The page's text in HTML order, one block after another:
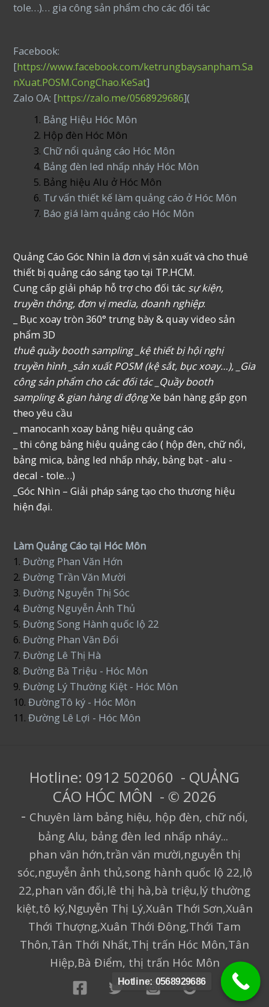
tole…)… gia công sản phẩm cho các đối tác
Facebook:
[https://www.facebook.com/ketrungbaysanpham.Sa
nXuat.POSM.CongChao.KeSat]
Zalo OA: [https://zalo.me/0568929686](
Bảng Hiệu Hóc Môn
Hộp đèn Hóc Môn
Chữ nổi quảng cáo Hóc Môn
Bảng đèn led nhấp nháy Hóc Môn
Bảng hiệu Alu ở Hóc Môn
Tư vấn thiết kế làm quảng cáo ở Hóc Môn
Báo giá làm quảng cáo Hóc Môn
Quảng Cáo Góc Nhìn là đơn vị sản xuất và cho thuê
thiết bị quảng cáo sáng tạo tại TP.HCM.
Cung cấp giải pháp hỗ trợ cho đối tác sự kiện,
truyền thông, đơn vị media, doanh nghiệp:
_ Bục xoay tròn 360° trưng bày & quay video sản
phẩm 3D
thuê quầy booth sampling _kệ thiết bị hội nghị
truyền hình _sản xuất POSM (kệ sắt, bục xoay…), _Gia
công sản phẩm cho các đối tác _Quầy booth
sampling & gian hàng di độngXe bán hàng gấp gọn
theo yêu cầu
_ manocanh xoay bảng hiệu quảng cáo
_ thi công bảng hiệu quảng cáo ( hộp đèn, chữ nổi,
bảng mica, bảng led nhấp nháy, bảng bạt - alu -
decal - tole…)
_Góc Nhìn – Giải pháp sáng tạo cho thương hiệu
hiện đại.
Làm Quảng Cáo tại Hóc Môn
1.Đường Phan Văn Hớn
2.Đường Trần Văn Mười
3.Đường Nguyễn Thị Sóc
4. Đường Nguyễn Ảnh Thủ
5.Đường Song Hành quốc lộ 22
6.Đường Phan Văn Đối
7. Đường Lê Thị Hà
8.Đường Bà Triệu - Hóc Môn
9.Đường Lý Thường Kiệt - Hóc Môn
10.ĐườngTô ký - Hóc Môn
11.Đường Lê Lợi - Hóc Môn
Hotline: 0912 502060 - QUẢNG
CÁO HÓC MÔN - © 2026
- Chuyên làm bảng hiệu, hộp đèn, chữ nổi,
bảng Alu, bảng đèn led nhấp nháy...
phan văn hớn,trần văn mười,nguyễn thị
sóc,nguyễn ảnh thủ,song hành quốc lộ 22,lộ
22,phan văn đối,lê thị hà,bà triệu,lý thường
kiệt,tô ký,Nguyễn Thị Lý,Xuân Thới Sơn,Xuân
Thới Thượng,Xuân Thới Đông,Thới Tam
Thôn,Tân Thới Nhất,Thị trấn Hóc Môn,Tân
Hiệp,Bà Điểm, thị trấn Hóc Môn
Hotline: 0568929686